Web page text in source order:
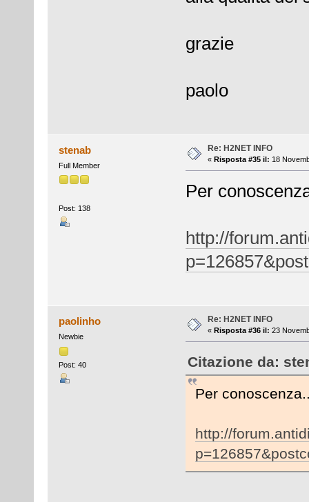
grazie
paolo
stenab
Full Member
Post: 138
Re: H2NET INFO
« Risposta #35 il: 18
Per
http://
paolinho
Newbie
Post: 40
Re: H2NET INFO
« Risposta #36 il: 23
Citazione da:
Per
http://